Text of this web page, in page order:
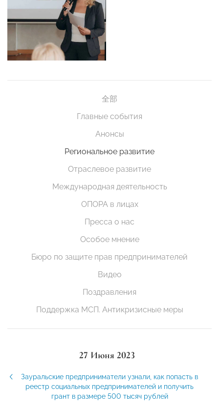
全部
Главные события
Анонсы
Региональное развитие
Отраслевое развитие
Международная деятельность
ОПОРА в лицах
Пресса о нас
Особое мнение
Бюро по защите прав предпринимателей
Видео
Поздравления
Поддержка МСП. Антикризисные меры
27 Июня 2023
Зауральские предприниматели узнали, как попасть в
реестр социальных предпринимателей и получить
грант в размере 500 тысяч рублей